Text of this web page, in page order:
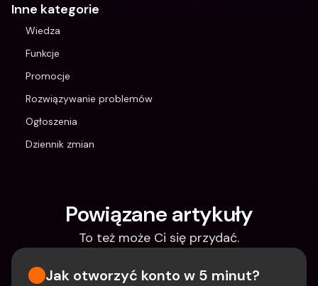
Inne kategorie
Wiedza
Funkcje
Promocje
Rozwiązywanie problemów
Ogłoszenia
Dziennik zmian
Powiązane artykuły
To też może Ci się przydać.
Jak otworzyć konto w 5 minut?